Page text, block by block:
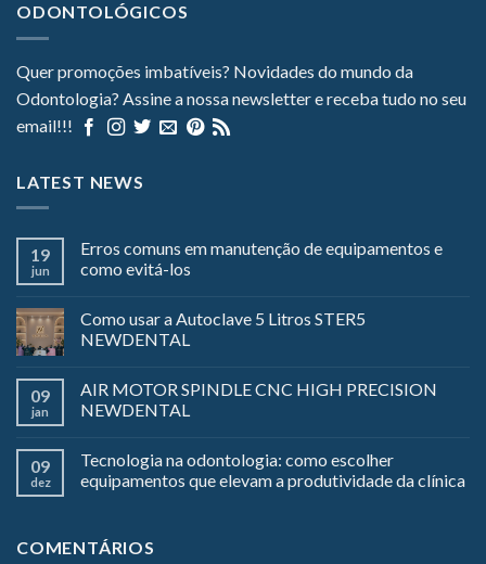
ODONTOLÓGICOS
Quer promoções imbatíveis? Novidades do mundo da
Odontologia? Assine a nossa newsletter e receba tudo no seu
email!!!
LATEST NEWS
19
jun
Erros comuns em manutenção de equipamentos e
como evitá-los
Como usar a Autoclave 5 Litros STER5
NEWDENTAL
09
jan
AIR MOTOR SPINDLE CNC HIGH PRECISION
NEWDENTAL
09
dez
Tecnologia na odontologia: como escolher
equipamentos que elevam a produtividade da clínica
COMENTÁRIOS